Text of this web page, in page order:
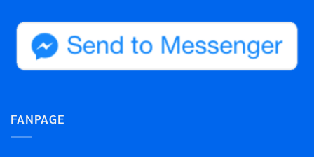
FANPAGE